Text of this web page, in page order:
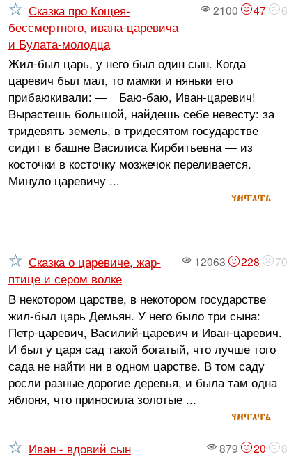
2100 47 6
Сказка про Кощея-
бессмертного, ивана-царевича
и Булата-молодца
Жил-был царь, у него был один сын. Когда
царевич был мал, то мамки и няньки его
прибаюкивали: — Баю-баю, Иван-царевич!
Вырастешь большой, найдешь себе невесту: за
тридевять земель, в тридесятом государстве
сидит в башне Василиса Кирбитьевна — из
косточки в косточку мозжечок переливается.
Минуло царевичу ...
читать
12063 228 70
Сказка о царевиче, жар-
птице и сером волке
В некотором царстве, в некотором государстве
жил-был царь Демьян. У него было три сына:
Петр-царевич, Василий-царевич и Иван-царевич.
И был у царя сад такой богатый, что лучше того
сада не найти ни в одном царстве. В том саду
росли разные дорогие деревья, и была там одна
яблоня, что приносила золотые ...
читать
879 20 8
Иван - вдовий сын